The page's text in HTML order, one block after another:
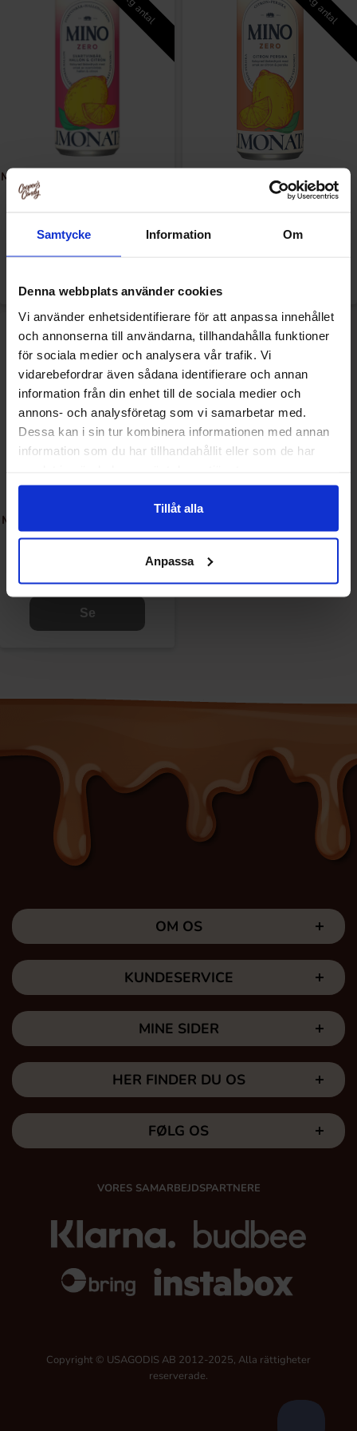
Samtycke Information Om
Denna webbplats använder cookies
Vi använder enhetsidentifierare för att anpassa innehållet
och annonserna till användarna, tillhandahålla funktioner
för sociala medier och analysera vår trafik. Vi
vidarebefordrar även sådana identifierare och annan
information från din enhet till de sociala medier och
annons- och analysföretag som vi samarbetar med.
Dessa kan i sin tur kombinera informationen med annan
information som du har tillhandahållit eller som de har
Tillåt alla
Anpassa
Mino Zero Limonata Svartvinbär
16.90 kr
Mino Zero Limonata Citron &
Persika 33cl
14.90 kr
Mino Zero Jordgubb Rabarber &
Citron 33cl
16.90 kr
Se
OM OS
KUNDESERVICE
MINE SIDER
HER FINDER DU OS
FØLG OS
VORES SAMARBEJDSPARTNERE
Copyright © USAGODIS AB 2012-2025, Alla rättigheter
reserverade.